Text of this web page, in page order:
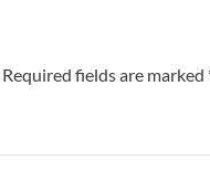
Required fields are marked